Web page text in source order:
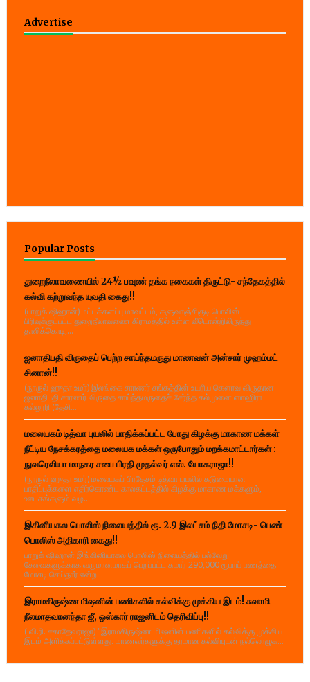
Advertise
Popular Posts
துறைநீலாவணையில் 24½ பவுண் தங்க நகைகள் திருட்டு- சந்தேகத்தில்
கல்வி கற்றுவந்த யுவதி கைது!!
(பாறுக் ஷிஹான்) மட்டக்களப்பு மாவட்டம், களுவாஞ்சிகுடி பொலிஸ்
பிரிவுக்குட்பட்ட துறைநீலாவணை கிராமத்தில் உள்ள வீடொன்றிலிருந்து
தாலிக்கொடி,...
ஜனாதிபதி விருதைப் பெற்ற சாய்ந்தமருது மாணவன் அன்சார் முஹம்மட்
சினான்!!
(நூருல் ஹுதா உமர்) இலங்கை சாரணர் சங்கத்தின் உயரிய கௌரவ விருதான
ஜனாதிபதி சாரணர் விருதை சாய்ந்தமருதைச் சேர்ந்த கல்முனை ஸாஹிரா
கல்லூரி (தேசி...
மலையகம் டித்வா புயலில் பாதிக்கப்பட்ட போது கிழக்கு மாகாண மக்கள்
நீட்டிய நேசக்கரத்தை மலையக மக்கள் ஒருபோதும் மறக்கமாட்டார்கள் :
நுவரெலியா மாநகர சபை பிரதி முதல்வர் எஸ். யோகராஜா!!
(நூருல் ஹுதா உமர்) மலையகப் பிரதேசம் டித்வா புயலில் கடுமையான
பாதிப்புக்களை எதிர்கொண்ட காலகட்டத்தில் கிழக்கு மாகாண மக்களும்,
ஊடகங்களும் வழ...
இகினியகல பொலிஸ் நிலையத்தில் ரூ. 2.9 இலட்சம் நிதி மோசடி- பெண்
பொலிஸ் அதிகாரி கைது!!
பாறுக் ஷிஹான் இங்கினியாகல பொலிஸ் நிலையத்தில் பல்வேறு
சேவைகளுக்காக வருமானமாகப் பெறப்பட்ட சுமார் 290,000 ரூபாய் பணத்தை
மோசடி செய்தார் என்ற...
இராமகிருஷ்ண மிஷனின் பணிகளில் கல்விக்கு முக்கிய இடம்! சுவாமி
நீலமாதவானந்தா ஜீ, ஒஸ்கார் ராஜனிடம் தெரிவிப்பு!!
( வி.ரி. சகாதேவராஜா) "இராமகிருஷ்ண மிஷனின் பணிகளில் கல்விக்கு முக்கிய
இடம் அளிக்கப்பட்டுள்ளது. மாணவர்களுக்கு தரமான கல்வியுடன் நல்லொழுக...